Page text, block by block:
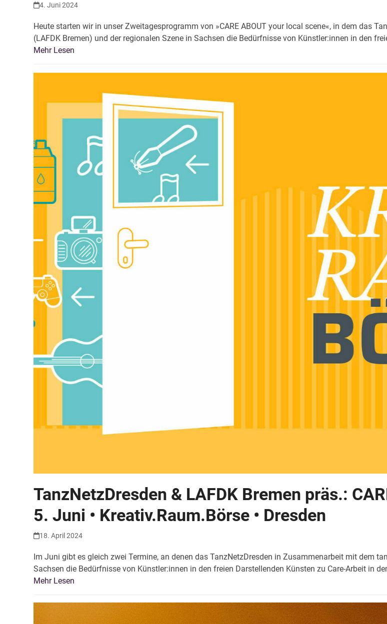
4. Juni 2024
Heute starten wir in unser Zweitagesprogramm von »CARE ABOUT your local scene«, in dem das
(LAFDK Bremen) und der regionalen Szene in Sachsen die Bedürfnisse von Künstler:innen in den
Mehr Lesen
TanzNetzDresden & LAFDK Bremen präs.:
5. Juni • Kreativ.Raum.Börse • Dresden
18. April 2024
Im Juni gibt es gleich zwei Termine, an denen das TanzNetzDresden in Zusammenarbeit mit dem
Sachsen die Bedürfnisse von Künstler:innen in den freien Darstellenden Künsten zu Care-Arbeit in
Mehr Lesen